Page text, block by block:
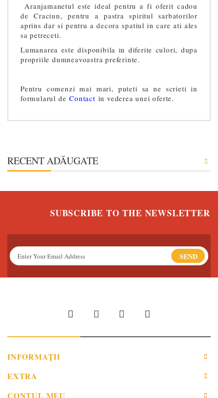
Aranjamanetul este ideal pentru a fi oferit cadou
de Craciun, pentru a pastra spiritul sarbatorilor
aprins dar si pentru a decora spatiul in care ati ales
sa petreceti.
Lumanarea este disponibila in diferite culori, dupa
propriile dumneavoastra preferinte.
Pentru comenzi mai mari, puteti sa ne scrieti in
formularul deContact in vederea unei oferte.
RECENT ADĂUGATE
SUBSCRIBE TO THE NEWSLETTER
SEND
INFORMAŢII
EXTRA
CONTUL MEU